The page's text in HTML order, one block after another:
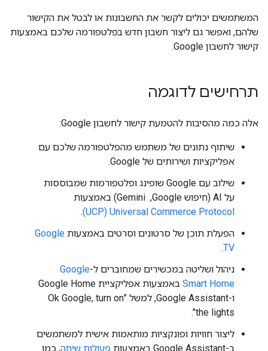
המשתמשים יכולים לקשר את החשבונות או לבטל את הקישור
שלהם, ואפשר גם ליצור חשבון חדש בפלטפורמה שלכם באמצעות
קישור לחשבון Google.
תרחישים לדוגמה
אלה כמה מהסיבות להטמעת קישור לחשבון Google:
שיתוף נתונים של משתמש מהפלטפורמה שלכם עם
אפליקציות ושירותים של Google.
שילוב עם Google שופינג ופלטפורמות שמבוססות
על AI (חיפוש Google, ‏ Gemini) באמצעות
Universal Commerce Protocol‏ (UCP)
.
הפעלת תוכן של סרטונים וסרטים באמצעות Google
TV
.
ניהול ושליטה במכשירים שמחוברים ל-Google
Smart Home
באמצעות אפליקציית Google Home
ו-Google Assistant, למשל "Ok Google, turn on
the lights".
ליצור חוויות ופונקציות מותאמות אישית למשתמשים
ב-Google Assistant באמצעות
פעולות שיחה, כמו